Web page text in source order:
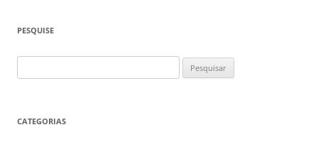
PESQUISE
por:
CATEGORIAS